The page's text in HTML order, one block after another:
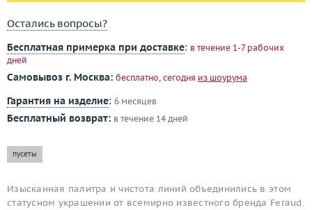
Остались вопросы?
Бесплатная примерка при доставке: в течение 1-7 рабочих
дней
Самовывоз г. Москва: бесплатно, сегодня из шоурума
Гарантия на изделие: 6 месяцев
Бесплатный возврат: в течение 14 дней
пусеты
Изысканная палитра и чистота линий объединились в этом
статусном украшении от всемирно известного бренда Feraud.